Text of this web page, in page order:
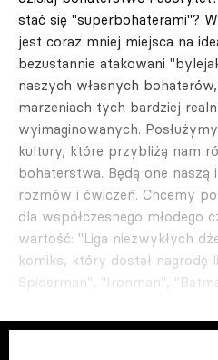
stać się "superbohaterami"?
jest coraz mniej miejsca na
bezustannie atakowani
naszych własnych
marzeniach tych bardziej
wyimaginowanych.
kultury, które przybliżą nam
bohaterstwa. Będą one naszą
rozmów i ćwiczeń. Chcemy
dla współczesnego młodego
wartość: "Liga niezwykłych
komiks, który dostał nagrodę
Spiderman", "Ironman",